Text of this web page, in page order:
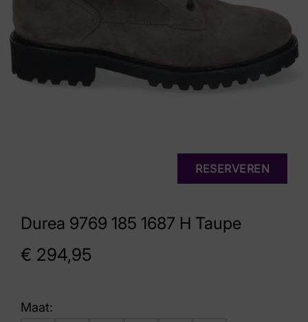
Durea 9769 185 1687 H Taupe
€ 294,95
RESERVEREN
Maat: